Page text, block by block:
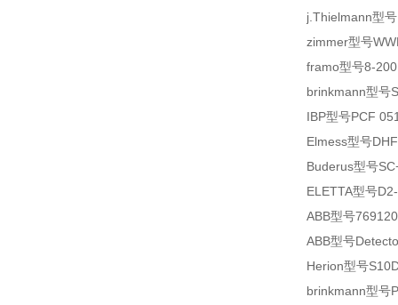
j.Thielmann型
zimmer型号
framo型号8-
brinkmann型号
IBP型号PCF
Elmess型号
Buderus型号
ELETTA型号
ABB型号769120
ABB型号
Herion型号
brinkmann型号